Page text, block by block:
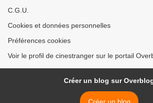
C.G.U.
Cookies et données personnelles
Préférences cookies
Voir le profil de cinestranger sur le portail
Créer un blog sur